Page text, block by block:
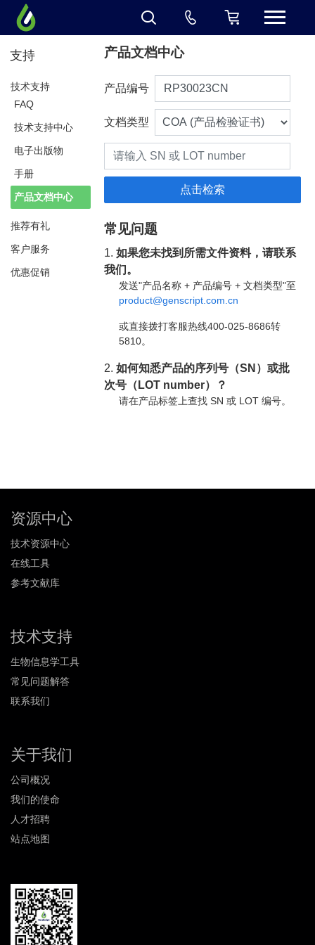
支持
技术支持
FAQ
技术支持中心
电子出版物
手册
产品文档中心
推荐有礼
客户服务
优惠促销
产品文档中心
产品编号
文档类型
常见问题
1.如果您未找到所需文件资料，请联系
我们。
发送"产品名称 + 产品编号 + 文档类型"至
product@genscript.com.cn
或直接拨打客服热线400-025-8686转
5810。
2.如何知悉产品的序列号（SN）或批
次号（LOT number）？
请在产品标签上查找 SN 或 LOT 编号。
资源中心
技术资源中心
在线工具
参考文献库
技术支持
生物信息学工具
常见问题解答
联系我们
关于我们
公司概况
我们的使命
人才招聘
站点地图